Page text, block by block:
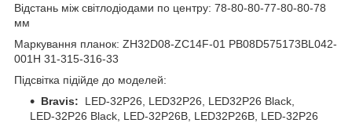
Відстань між світлодіодами по центру: 78-80-80-77-80-80-78
мм
Маркування планок: ZH32D08-ZC14F-01 PB08D575173BL042-
001H 31-315-316-33
Підсвітка підійде до моделей:
Bravis: LED-32P26, LED32P26, LED32P26 Black,
LED-32P26 Black, LED-32P26B, LED32P26B, LED-32P26